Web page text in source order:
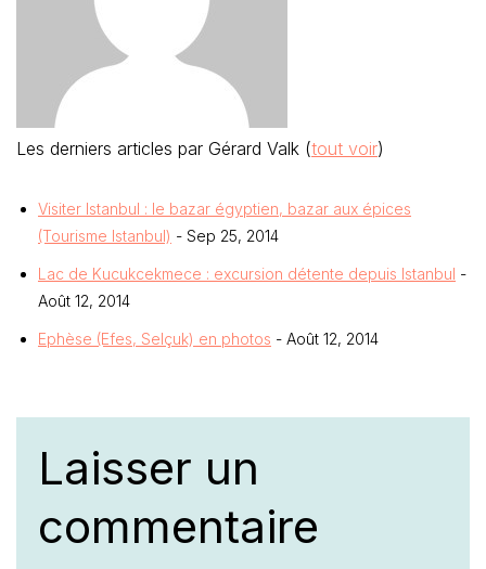
Les derniers articles par Gérard Valk (tout voir)
Visiter Istanbul : le bazar égyptien, bazar aux épices
(Tourisme Istanbul) - Sep 25, 2014
Lac de Kucukcekmece : excursion détente depuis Istanbul -
Août 12, 2014
Ephèse (Efes, Selçuk) en photos - Août 12, 2014
Laisser un
commentaire